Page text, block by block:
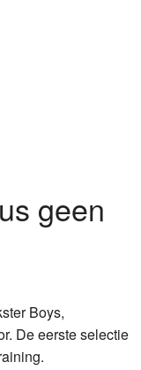
geen
Boys,
De eerste selectie